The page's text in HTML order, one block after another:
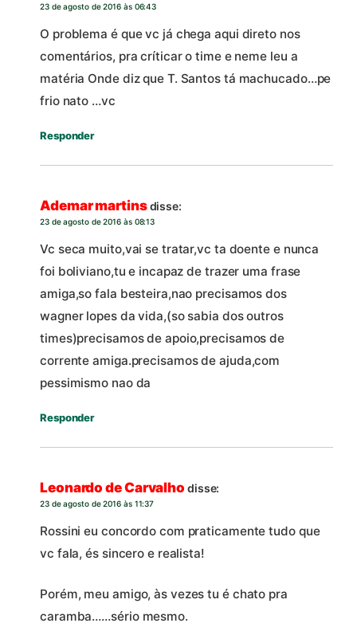
23 de agosto de 2016 às 06:43
O problema é que vc já chega aqui direto nos
comentários, pra críticar o time e neme leu a
matéria Onde diz que T. Santos tá machucado…pe
frio nato …vc
Responder
Ademar martinsdisse:
23 de agosto de 2016 às 08:13
Vc seca muito,vai se tratar,vc ta doente e nunca
foi boliviano,tu e incapaz de trazer uma frase
amiga,so fala besteira,nao precisamos dos
wagner lopes da vida,(so sabia dos outros
times)precisamos de apoio,precisamos de
corrente amiga.precisamos de ajuda,com
pessimismo nao da
Responder
Leonardo de Carvalho disse:
23 de agosto de 2016 às 11:37
Rossini eu concordo com praticamente tudo que
vc fala, és sincero e realista!
Porém, meu amigo, às vezes tu é chato pra
caramba……sério mesmo.